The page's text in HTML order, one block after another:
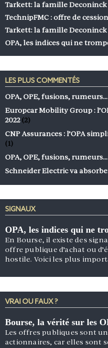
Tarkett: la famille
TechnipFMC : offre de
Tarkett: la famille
OPA, les indices qui ne
LES PLUS COMMENTÉS
OPA, OPE, fusions,
Europcar Mobility Group :
2022 (2)
CNP Assurances : l’OPA
(1)
OPA, OPE, fusions,
Schneider Electric va
SIGNAUX
OPA, les indices qui ne
En Bourse, il existe des
offre publique d’achat ou
hostile. Voici les plus
VRAI OU FAUX ?
Bourse, la vérité sur les
Les offres publiques sont
actionnaires, car elles sont